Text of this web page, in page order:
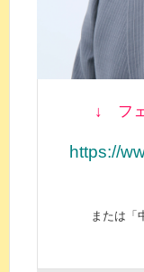
↓ フ
https://
または「